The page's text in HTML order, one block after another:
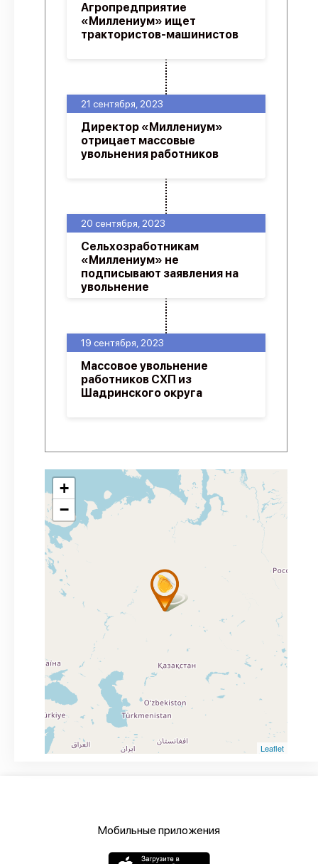
19 сентября, 2023
Массовое увольнение
работников СХП из
Шадринского округа
20 сентября, 2023
Сельхозработникам
«Миллениум» не
подписывают заявления на
увольнение
21 сентября, 2023
Директор «Миллениум»
отрицает массовые
увольнения работников
Агропредприятие
«Миллениум» ищет
трактористов-машинистов
+
−
Leaflet
Мобильные приложения